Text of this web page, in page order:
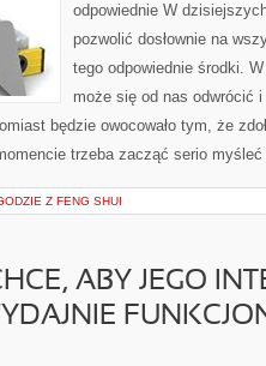
odpowiednie W
pozwolić dosłownie na
tego odpowiednie środki.
może się od nas odwrócić
będzie owocowało tym, że
trzeba zacząć serio
Z FENG SHUI
ABY JEGO